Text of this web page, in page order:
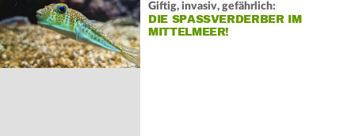
Giftig, invasiv, gefährlich:
DIE SPASSVERDERBER IM M
ITTELMEER!